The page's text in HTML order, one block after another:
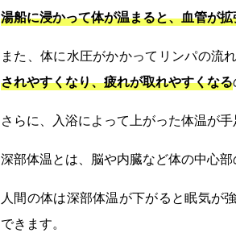
湯船に浸かって体が温まると、血管が
また、体に水圧がかかってリンパの流
されやすくなり、疲れが取れやすくなる
さらに、入浴によって上がった体温が
深部体温とは、脳や内臓など体の中心部
人間の体は深部体温が下がると眠気が
できます。